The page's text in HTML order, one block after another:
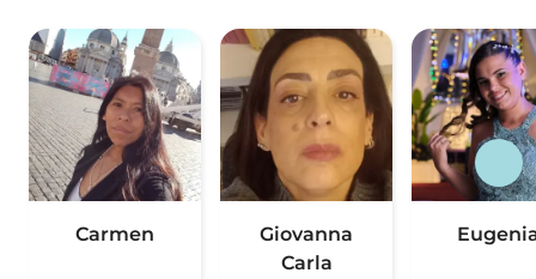
Carmen
Giovanna
Carla